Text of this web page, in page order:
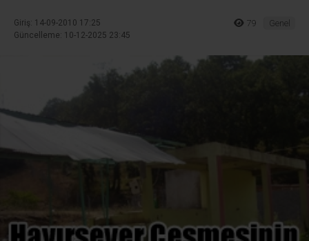
Giriş: 14-09-2010 17:25
Güncelleme: 10-12-2025 23:45
79 Genel